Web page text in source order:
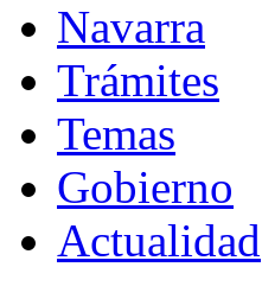
Navarra
Trámites
Temas
Gobierno
Actualidad